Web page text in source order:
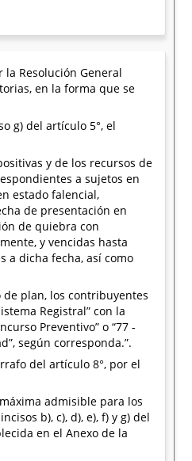
la Resolución General
en la forma que se
g) del artículo 5°, el
y de los recursos de
a sujetos en
estado falencial,
de presentación en
de quiebra con
y vencidas hasta
a dicha fecha, así como
plan, los contribuyentes
Registral” con la
Preventivo” o “77 -
según corresponda.”.
del artículo 8°, por el
admisible para los
b), c), d), e), f) y g) del
en el Anexo de la